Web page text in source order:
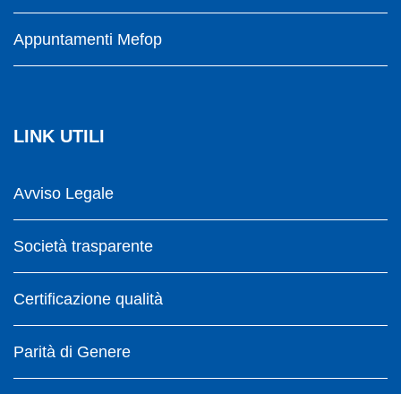
Appuntamenti Mefop
LINK UTILI
Avviso Legale
Società trasparente
Certificazione qualità
Parità di Genere